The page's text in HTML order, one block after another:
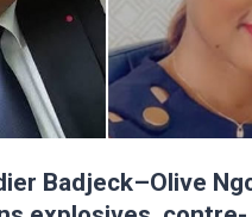
Badjeck–Olive